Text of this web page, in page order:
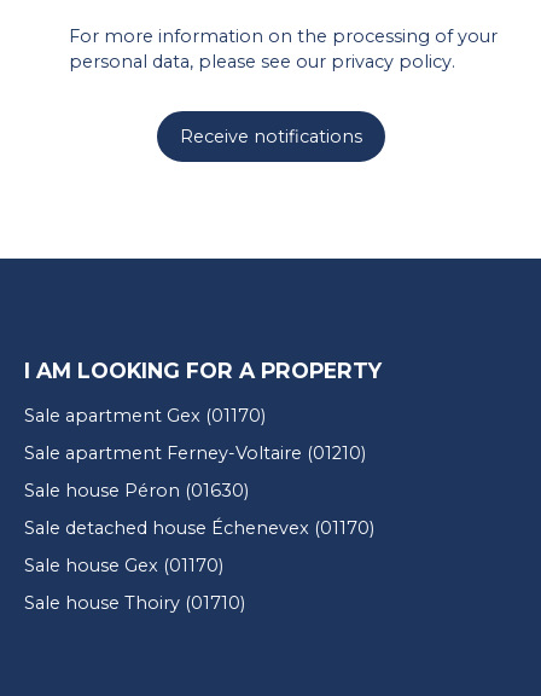
For more information on the processing of your
personal data, please see our privacy policy.
Receive notifications
I AM LOOKING FOR A PROPERTY
Sale apartment Gex (01170)
Sale apartment Ferney-Voltaire (01210)
Sale house Péron (01630)
Sale detached house Échenevex (01170)
Sale house Gex (01170)
Sale house Thoiry (01710)